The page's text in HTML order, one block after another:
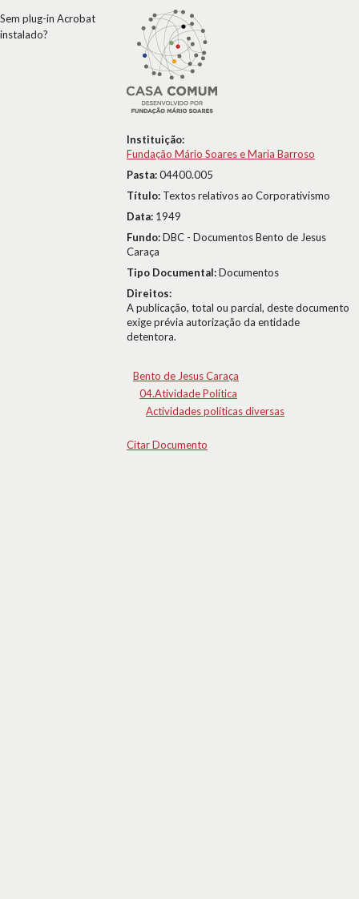
Instituição:
Fundação Mário Soares e Maria Barroso
Pasta:04400.005
Título: Textos relativos ao Corporativismo
Data: 1949
Fundo:DBC - Documentos Bento de Jesus
Caraça
Tipo Documental:Documentos
Direitos:
A publicação, total ou parcial, deste documento
exige prévia autorização da entidade
detentora.
Bento de Jesus Caraça
04.Atividade Política
Actividades políticas diversas
Citar Documento
Sem plug-in Acrobat
instalado?